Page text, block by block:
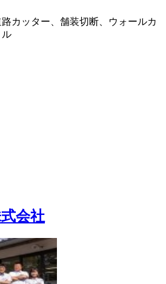
カッター、舗装切断、ウォールカ
ル
会社